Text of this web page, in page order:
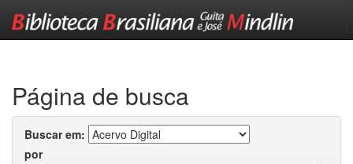
Página de busca
Buscar em:
por